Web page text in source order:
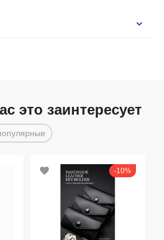
это заинтересует
10%